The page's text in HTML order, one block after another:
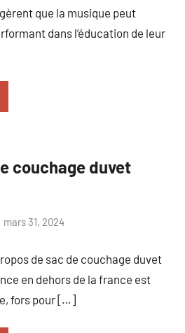
que la musique peut
dans l’éducation de leur
couchage duvet
mars 31, 2024
de sac de couchage duvet
en dehors de la france est
fors pour […]